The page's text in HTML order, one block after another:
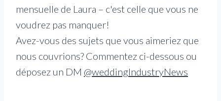
mensuelle de Laura – c'est celle que vous ne
voudrez pas manquer!
Avez-vous des sujets que vous aimeriez que
nous couvrions? Commentez ci-dessous ou
déposez un DM @weddingIndustryNews